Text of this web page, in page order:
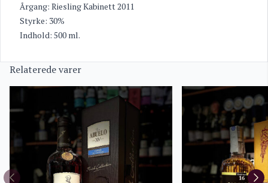
Årgang: Riesling Kabinett 2011
Styrke: 30%
Indhold: 500 ml.
Relaterede varer